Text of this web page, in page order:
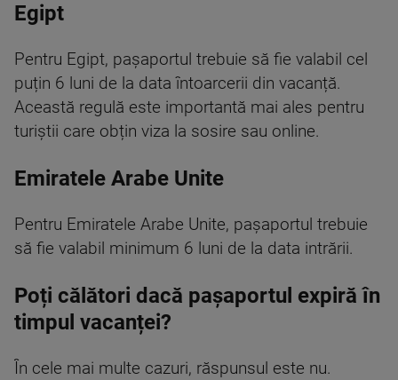
Egipt
Pentru Egipt, pașaportul trebuie să fie valabil cel
puțin 6 luni de la data întoarcerii din vacanță.
Această regulă este importantă mai ales pentru
turiștii care obțin viza la sosire sau online.
Emiratele Arabe Unite
Pentru Emiratele Arabe Unite, pașaportul trebuie
să fie valabil minimum 6 luni de la data intrării.
Poți călători dacă pașaportul expiră în
timpul vacanței?
În cele mai multe cazuri, răspunsul este nu.